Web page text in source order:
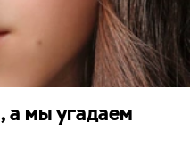
а мы угадаем